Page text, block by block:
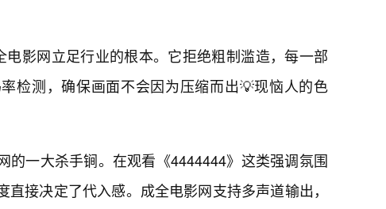
电影网立足行业的根本。它拒绝粗制滥造，每一部
检测，确保画面不会因为压缩而出💡现恼人的色
的一大杀手锏。在观看《4444444》这类强调氛围
接决定了代入感。成全电影网支持多声道输出，